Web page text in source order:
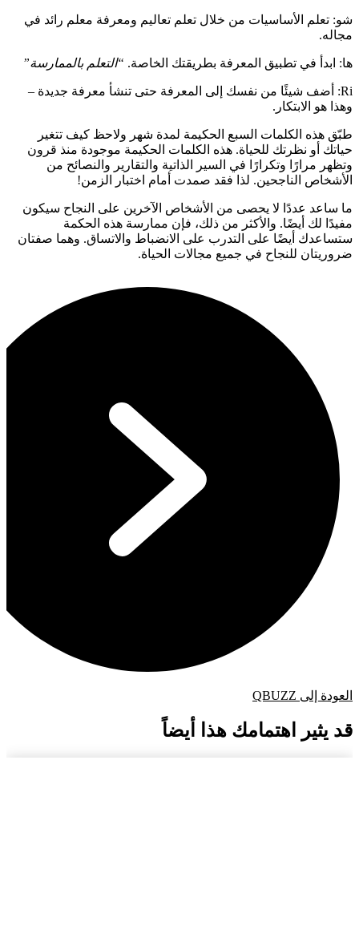
شو: تعلم الأساسيات من خلال تعلم تعاليم ومعرفة معلم رائد في
مجاله.
ها: ابدأ في تطبيق المعرفة بطريقتك الخاصة. “التعلم بالممارسة”
Ri: أضف شيئًا من نفسك إلى المعرفة حتى تنشأ معرفة جديدة –
وهذا هو الابتكار.
طبّق هذه الكلمات السبع الحكيمة لمدة شهر ولاحظ كيف تتغير
حياتك أو نظرتك للحياة. هذه الكلمات الحكيمة موجودة منذ قرون
وتظهر مرارًا وتكرارًا في السير الذاتية والتقارير والنصائح من
الأشخاص الناجحين. لذا فقد صمدت أمام اختبار الزمن!
ما ساعد عددًا لا يحصى من الأشخاص الآخرين على النجاح سيكون
مفيدًا لك أيضًا. والأكثر من ذلك، فإن ممارسة هذه الحكمة
ستساعدك أيضًا على التدرب على الانضباط والاتساق. وهما صفتان
ضروريتان للنجاح في جميع مجالات الحياة.
العودة إلى QBUZZ
قد يثير اهتمامك هذا أيضاً